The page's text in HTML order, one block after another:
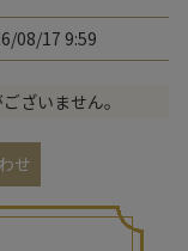
08/17 9:59
ざいません。
せ